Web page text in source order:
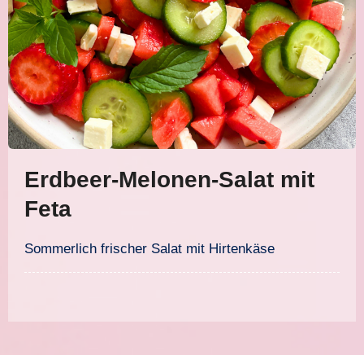
Erdbeer-Melonen-Salat mit
Feta
Sommerlich frischer Salat mit Hirtenkäse